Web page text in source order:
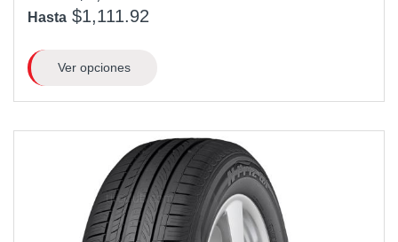
Hasta $1,111.92
Ver opciones